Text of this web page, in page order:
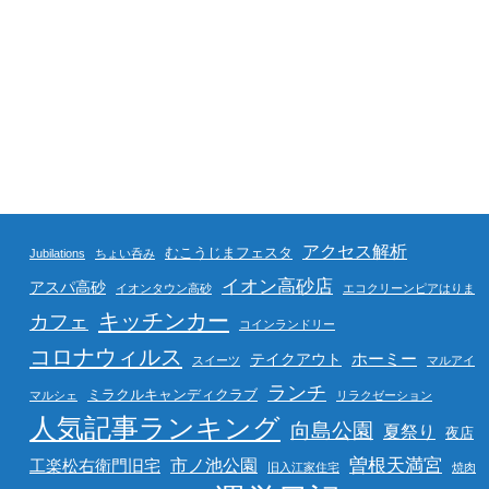
Jubilations ちょい呑み むこうじまフェスタ アクセス解析
アスパ高砂 イオンタウン高砂 イオン高砂店 エコクリーンピアはりま
カフェ キッチンカー コインランドリー
コロナウィルス スイーツ テイクアウト ホーミー マルアイ
マルシェ ミラクルキャンディクラブ ランチ リラクゼーション
人気記事ランキング 向島公園 夏祭り 夜店
工楽松右衛門旧宅 市ノ池公園 旧入江家住宅 曽根天満宮 焼肉